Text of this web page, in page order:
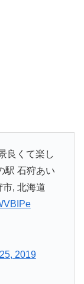
良くて楽し
駅 石狩あい
, 北海道
2019